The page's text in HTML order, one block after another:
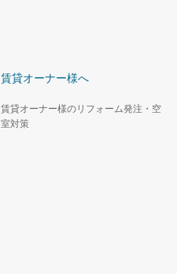
賃貸オーナー様へ
賃貸オーナー様のリフォーム発注・空
室対策